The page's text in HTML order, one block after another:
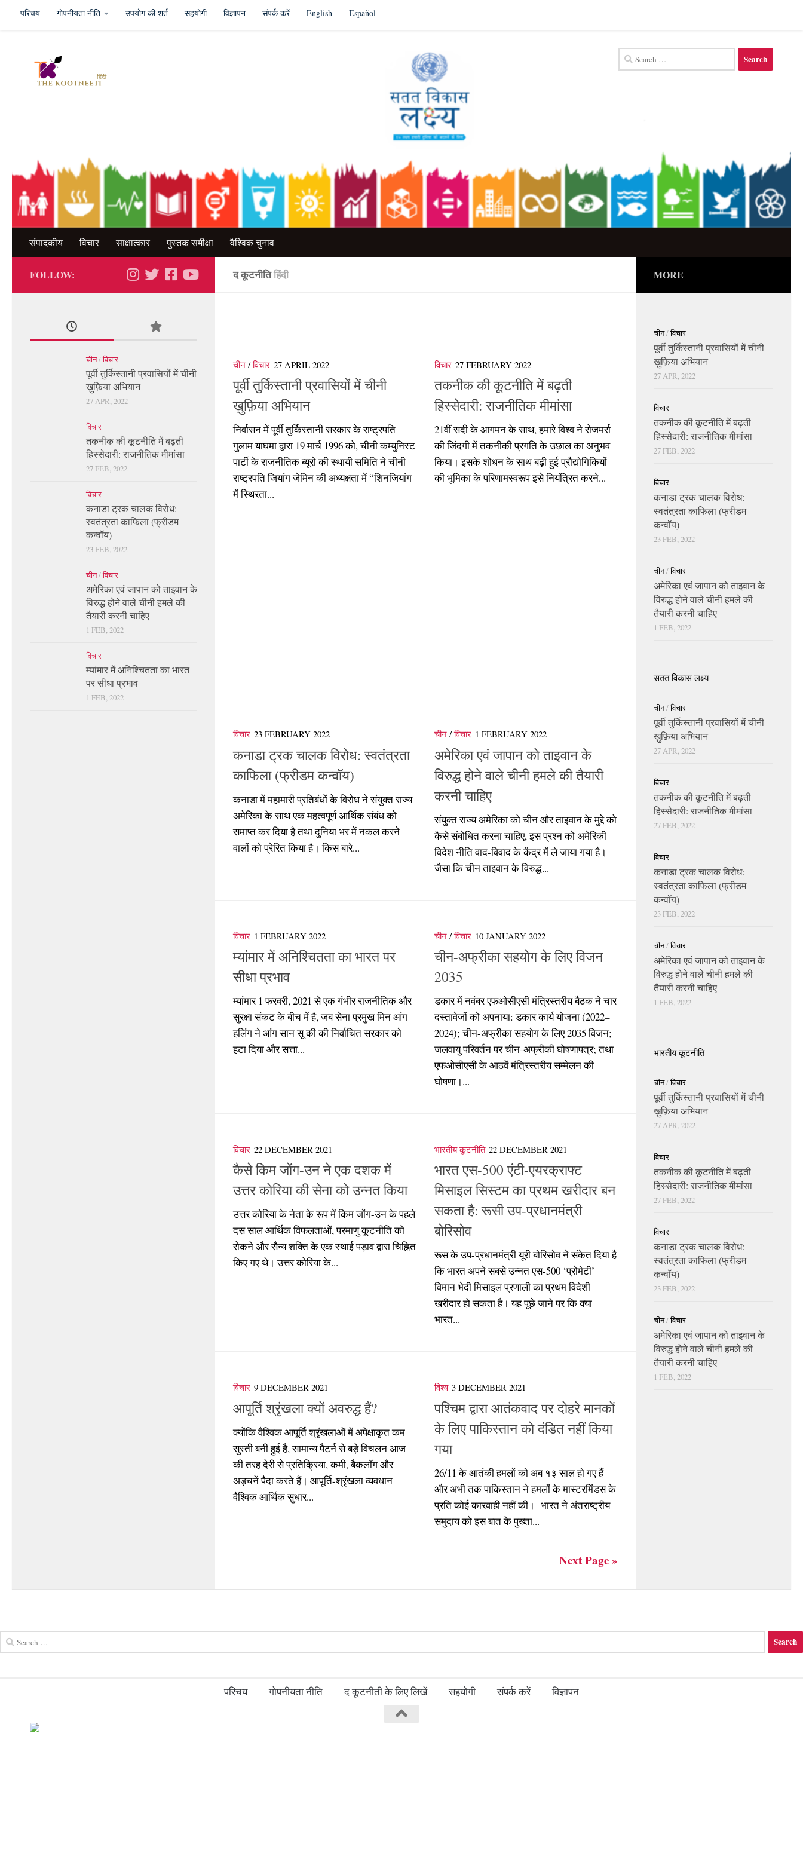
Skip to content
परिचय गोपनीयता नीति उपयोग की शर्त सहयोगी विज्ञापन संपर्क करें English Español
Search
for:
संपादकीय विचार साक्षात्कार पुस्तक समीक्षा वैश्विक चुनाव
द कूटनीतिहिंदी
चीन /विचार 27 APRIL 2022
पूर्वी तुर्किस्तानी प्रवासियों में चीनी
ख़ुफ़िया अभियान
निर्वासन में पूर्वी तुर्किस्तानी सरकार के राष्ट्रपति
गुलाम याघमा द्वारा 19 मार्च 1996 को, चीनी कम्युनिस्ट
पार्टी के राजनीतिक ब्यूरो की स्थायी समिति ने चीनी
राष्ट्रपति जियांग जेमिन की अध्यक्षता में “शिनजियांग
में स्थिरता...
विचार 27 FEBRUARY 2022
तकनीक की कूटनीति में बढ़ती
हिस्सेदारी: राजनीतिक मीमांसा
21वीं सदी के आगमन के साथ, हमारे विश्व ने रोजमर्रा
की जिंदगी में तकनीकी प्रगति के उछाल का अनुभव
किया। इसके शोधन के साथ बढ़ी हुई प्रौद्योगिकियों
की भूमिका के परिणामस्वरूप इसे नियंत्रित करने...
विचार 23 FEBRUARY 2022
कनाडा ट्रक चालक विरोध: स्वतंत्रता
काफिला (फ्रीडम कन्वॉय)
कनाडा में महामारी प्रतिबंधों के विरोध ने संयुक्त राज्य
अमेरिका के साथ एक महत्वपूर्ण आर्थिक संबंध को
समाप्त कर दिया है तथा दुनिया भर में नकल करने
वालों को प्रेरित किया है। किस बारे...
चीन /विचार 1 FEBRUARY 2022
अमेरिका एवं जापान को ताइवान के
विरुद्ध होने वाले चीनी हमले की तैयारी
करनी चाहिए
संयुक्त राज्य अमेरिका को चीन और ताइवान के मुद्दे को
कैसे संबोधित करना चाहिए, इस प्रश्न को अमेरिकी
विदेश नीति वाद-विवाद के केंद्र में ले जाया गया है।
जैसा कि चीन ताइवान के विरुद्ध...
विचार 1 FEBRUARY 2022
म्यांमार में अनिश्चितता का भारत पर
सीधा प्रभाव
म्यांमार 1 फरवरी, 2021 से एक गंभीर राजनीतिक और
सुरक्षा संकट के बीच में है, जब सेना प्रमुख मिन आंग
हलिंग ने आंग सान सू की की निर्वाचित सरकार को
हटा दिया और सत्ता...
चीन /विचार 10 JANUARY 2022
चीन-अफ्रीका सहयोग के लिए विजन
2035
डकार में नवंबर एफओसीएसी मंत्रिस्तरीय बैठक ने चार
दस्तावेजों को अपनाया: डकार कार्य योजना (2022–
2024); चीन-अफ्रीका सहयोग के लिए 2035 विजन;
जलवायु परिवर्तन पर चीन-अफ्रीकी घोषणापत्र; तथा
एफओसीएसी के आठवें मंत्रिस्तरीय सम्मेलन की
घोषणा।...
विचार 22 DECEMBER 2021
कैसे किम जोंग-उन ने एक दशक में
उत्तर कोरिया की सेना को उन्नत किया
उत्तर कोरिया के नेता के रूप में किम जोंग-उन के पहले
दस साल आर्थिक विफलताओं, परमाणु कूटनीति को
रोकने और सैन्य शक्ति के एक स्थाई पड़ाव द्वारा चिह्नित
किए गए थे। उत्तर कोरिया के...
भारतीय कूटनीति 22 DECEMBER 2021
भारत एस-500 एंटी-एयरक्राफ्ट
मिसाइल सिस्टम का प्रथम खरीदार बन
सकता है: रूसी उप-प्रधानमंत्री
बोरिसोव
रूस के उप-प्रधानमंत्री यूरी बोरिसोव ने संकेत दिया है
कि भारत अपने सबसे उन्नत एस-500 ‘प्रोमेटी’
विमान भेदी मिसाइल प्रणाली का प्रथम विदेशी
खरीदार हो सकता है। यह पूछे जाने पर कि क्या
भारत...
विचार 9 DECEMBER 2021
आपूर्ति श्रृंखला क्यों अवरुद्ध हैं?
क्योंकि वैश्विक आपूर्ति श्रृंखलाओं में अपेक्षाकृत कम
सुस्ती बनी हुई है, सामान्य पैटर्न से बड़े विचलन आज
की तरह देरी से प्रतिक्रिया, कमी, बैकलॉग और
अड़चनें पैदा करते हैं। आपूर्ति-श्रृंखला व्यवधान
वैश्विक आर्थिक सुधार...
विश्व 3 DECEMBER 2021
पश्चिम द्वारा आतंकवाद पर दोहरे मानकों
के लिए पाकिस्तान को दंडित नहीं किया
गया
26/11 के आतंकी हमलों को अब १३ साल हो गए हैं
और अभी तक पाकिस्तान ने हमलों के मास्टरमिंडस के
प्रति कोई कारवाही नहीं की। भारत ने अंतराष्ट्रीय
समुदाय को इस बात के पुख्ता...
Next Page »
FOLLOW:
चीन/विचार
पूर्वी तुर्किस्तानी प्रवासियों में चीनी
ख़ुफ़िया अभियान
27 APR, 2022
विचार
तकनीक की कूटनीति में बढ़ती
हिस्सेदारी: राजनीतिक मीमांसा
27 FEB, 2022
विचार
कनाडा ट्रक चालक विरोध:
स्वतंत्रता काफिला (फ्रीडम
कन्वॉय)
23 FEB, 2022
चीन/विचार
अमेरिका एवं जापान को ताइवान के
विरुद्ध होने वाले चीनी हमले की
तैयारी करनी चाहिए
1 FEB, 2022
विचार
म्यांमार में अनिश्चितता का भारत
पर सीधा प्रभाव
1 FEB, 2022
MORE
चीन/विचार
पूर्वी तुर्किस्तानी प्रवासियों में चीनी
ख़ुफ़िया अभियान
27 APR, 2022
विचार
तकनीक की कूटनीति में बढ़ती
हिस्सेदारी: राजनीतिक मीमांसा
27 FEB, 2022
विचार
कनाडा ट्रक चालक विरोध:
स्वतंत्रता काफिला (फ्रीडम
कन्वॉय)
23 FEB, 2022
चीन/विचार
अमेरिका एवं जापान को ताइवान के
विरुद्ध होने वाले चीनी हमले की
तैयारी करनी चाहिए
1 FEB, 2022
सतत विकास लक्ष्य
चीन/विचार
पूर्वी तुर्किस्तानी प्रवासियों में चीनी
ख़ुफ़िया अभियान
27 APR, 2022
विचार
तकनीक की कूटनीति में बढ़ती
हिस्सेदारी: राजनीतिक मीमांसा
27 FEB, 2022
विचार
कनाडा ट्रक चालक विरोध:
स्वतंत्रता काफिला (फ्रीडम
कन्वॉय)
23 FEB, 2022
चीन/विचार
अमेरिका एवं जापान को ताइवान के
विरुद्ध होने वाले चीनी हमले की
तैयारी करनी चाहिए
1 FEB, 2022
भारतीय कूटनीति
चीन/विचार
पूर्वी तुर्किस्तानी प्रवासियों में चीनी
ख़ुफ़िया अभियान
27 APR, 2022
विचार
तकनीक की कूटनीति में बढ़ती
हिस्सेदारी: राजनीतिक मीमांसा
27 FEB, 2022
विचार
कनाडा ट्रक चालक विरोध:
स्वतंत्रता काफिला (फ्रीडम
कन्वॉय)
23 FEB, 2022
चीन/विचार
अमेरिका एवं जापान को ताइवान के
विरुद्ध होने वाले चीनी हमले की
तैयारी करनी चाहिए
1 FEB, 2022
for:
परिचय गोपनीयता नीति द कूटनीती के लिए लिखें सहयोगी संपर्क करें विज्ञापन